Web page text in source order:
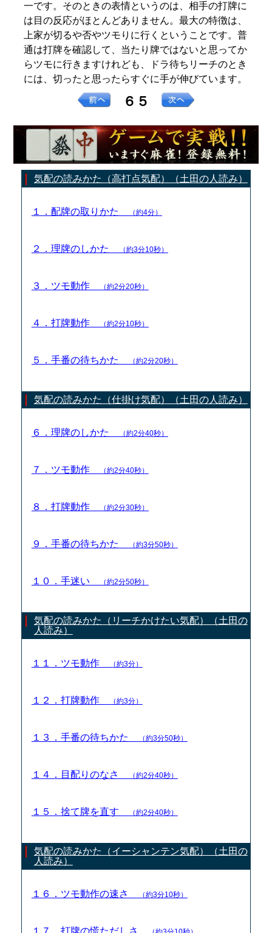
一です。そのときの表情というのは、相手の打牌に
は目の反応がほとんどありません。最大の特徴は、
上家が切るや否やツモりに行くということです。普
通は打牌を確認して、当たり牌ではないと思ってか
らツモに行きますけれども、ドラ待ちリーチのとき
には、切ったと思ったらすぐに手が伸びています。
６５
気配の読みかた（高打点気配）（土田の人読み）
１．配牌の取りかた （約4分）
２．理牌のしかた （約3分10秒）
３．ツモ動作 （約2分20秒）
４．打牌動作 （約2分10秒）
５．手番の待ちかた （約2分20秒）
気配の読みかた（仕掛け気配）（土田の人読み）
６．理牌のしかた （約2分40秒）
７．ツモ動作 （約2分40秒）
８．打牌動作 （約2分30秒）
９．手番の待ちかた （約3分50秒）
１０．手迷い （約2分50秒）
気配の読みかた（リーチかけたい気配）（土田の
人読み）
１１．ツモ動作 （約3分）
１２．打牌動作 （約3分）
１３．手番の待ちかた （約3分50秒）
１４．目配りのなさ （約2分40秒）
１５．捨て牌を直す （約2分40秒）
気配の読みかた（イーシャンテン気配）（土田の
人読み）
１６．ツモ動作の速さ （約3分10秒）
１７．打牌の慌ただしさ